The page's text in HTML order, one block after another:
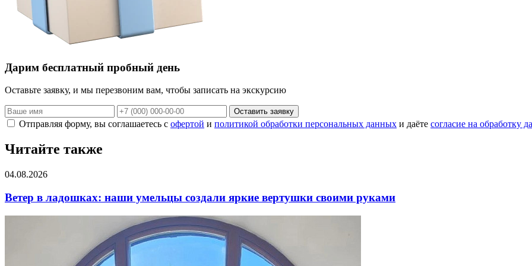
Дарим бесплатный пробный день
Оставьте заявку, и мы перезвоним вам, чтобы записать на экскурсию
Оставить заявку
Отправляя форму, вы соглашаетесь с офертой и политикой обработки персональных данных и даёте согласие на обработку
Читайте также
04.08.2026
Ветер в ладошках: наши умельцы создали яркие вертушки своими руками